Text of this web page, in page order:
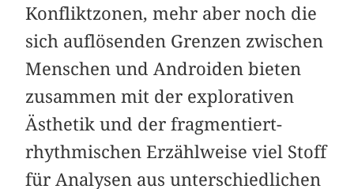
Konfliktzonen, mehr aber noch die
sich auflösenden Grenzen zwischen
Menschen und Androiden bieten
zusammen mit der explorativen
Ästhetik und der fragmentiert-
rhythmischen Erzählweise viel Stoff
für Analysen aus unterschiedlichen